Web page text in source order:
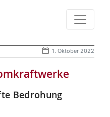
1. Oktober 2022
Bedrohung